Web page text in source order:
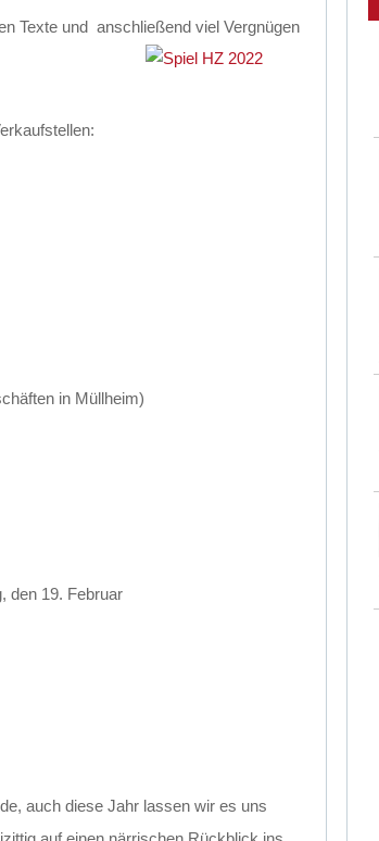
Texte und anschließend viel Vergnügen
in Müllheim)
den 19. Februar
auch diese Jahr lassen wir es uns